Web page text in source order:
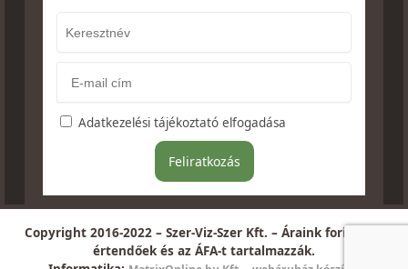
Adatkezelési tájékoztató elfogadása
Copyright 2016-2022 – Szer-Viz-Szer Kft. – Áraink forintban
értendőek és az ÁFA-t tartalmazzák.